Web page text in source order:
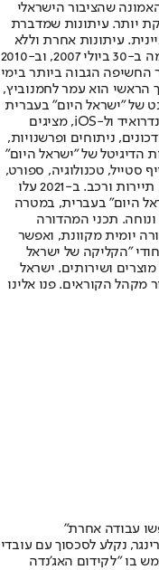
שהציבור הישראלי
יותר. עיתונות שמדברת
עיתונות אחרת וללא
תשלום. המהדורה המודפסת הראשונה פורסמה ב-30 ביולי 2007, וב-2010
החשיפה הגבוה ביותר בימי
הראשי הוא עמר לחמנוביץ,
של "ישראל היום" בעברית
ובאנגלית, כמו כן היישומונים (אפליקציות) לאנדרואיד ול-iOS, מציגים
ניתוחים ופרשנויות,
הדיגיטל של "ישראל היום"
סטייל, טכנולוגיה, ספורט,
כלכלה וצרכנות, בריאות, חיילים, אוכל, יהדות, תיירות ורכב. ב-2021 עלו
היום" בעברית, במטרה
תכני המהדורה
יומית מקוונת, ואפשר
"הקליקה של ישראל
ושירותים. ישראל
מקהל הקוראים. פנו אלינו
עבודה אחרת"
נקלע לסכסוך עם עובדי
בו "לקידום האג'נדה